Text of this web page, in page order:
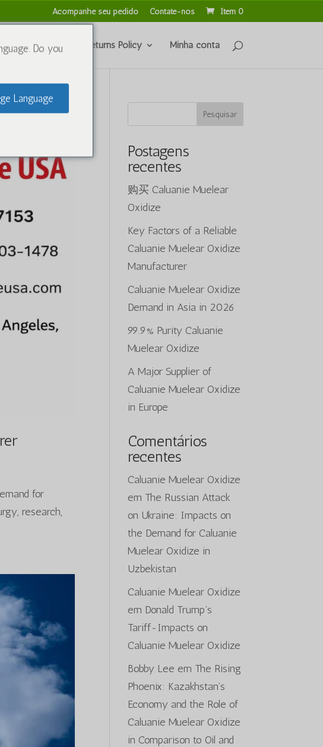
Acompanhe seu pedido Contate-nos Item 0
nos Refunds & Returns Policy Minha conta
for
research,
Pesquisar
Postagens
recentes
购买 Caluanie Muelear
Oxidize
Key Factors of a Reliable
Caluanie Muelear Oxidize
Manufacturer
Caluanie Muelear Oxidize
Demand in Asia in 2026
99.9% Purity Caluanie
Muelear Oxidize
A Major Supplier of
Caluanie Muelear Oxidize
in Europe
Comentários
recentes
Caluanie Muelear Oxidize
em The Russian Attack
on Ukraine: Impacts on
the Demand for Caluanie
Muelear Oxidize in
Uzbekistan
Caluanie Muelear Oxidize
em Donald Trump’s
Tariff-Impacts on
Caluanie Muelear Oxidize
Bobby Lee em The Rising
Phoenix: Kazakhstan’s
Economy and the Role of
Caluanie Muelear Oxidize
in Comparison to Oil and
Do you
Language